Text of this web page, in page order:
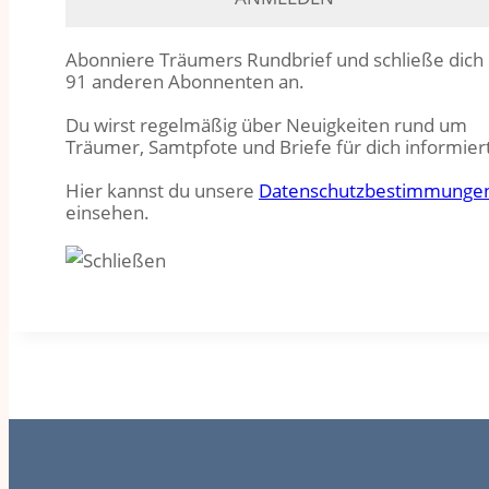
Abonniere Träumers Rundbrief und schließe dich
91 anderen Abonnenten an.
Du wirst regelmäßig über Neuigkeiten rund um
Träumer, Samtpfote und Briefe für dich
Hier kannst du unsere
einsehen.